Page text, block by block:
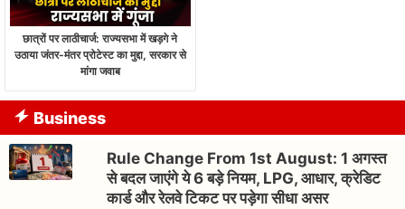
छात्रों पर लाठीचार्ज: राज्यसभा में खड़गे ने
उठाया जंतर-मंतर प्रोटेस्ट का मुद्दा, सरकार से
मांगा जवाब
Business
Rule Change From 1st August: 1 अगस्त
से बदल जाएंगे ये 6 बड़े नियम, LPG, आधार, क्रेडिट
कार्ड और रेलवे टिकट पर पड़ेगा सीधा असर